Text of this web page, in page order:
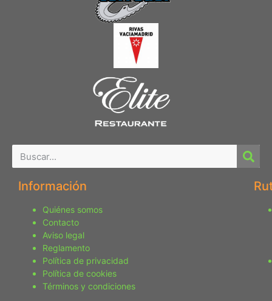
Información
Quiénes somos
Contacto
Aviso legal
Reglamento
Política de privacidad
Política de cookies
Términos y condiciones